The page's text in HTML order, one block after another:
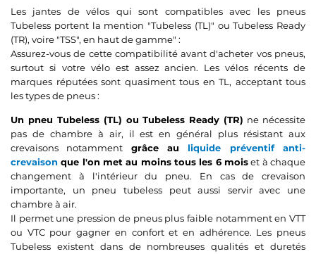
Les jantes de vélos qui sont compatibles avec les pneus
Tubeless portent la mention "Tubeless (TL)" ou Tubeless Ready
(TR), voire "TSS", en haut de gamme" :
Assurez-vous de cette compatibilité avant d'acheter vos pneus,
surtout si votre vélo est assez ancien. Les vélos récents de
marques réputées sont quasiment tous en TL, acceptant tous
les types de pneus :
Un pneu Tubeless (TL) ou Tubeless Ready (TR) ne nécessite
pas de chambre à air, il est en général plus résistant aux
crevaisons notamment grâce au liquide préventif anti-
crevaison que l'on met au moins tous les 6 moiset à chaque
changement à l'intérieur du pneu. En cas de crevaison
importante, un pneu tubeless peut aussi servir avec une
chambre à air.
Il permet une pression de pneus plus faible notamment en VTT
ou VTC pour gagner en confort et en adhérence. Les pneus
Tubeless existent dans de nombreuses qualités et duretés